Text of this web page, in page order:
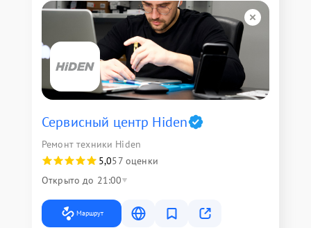
Сервисный центр Hiden
Ремонт техники Hiden
5,057 оценки
Открыто до 21:00
Маршрут